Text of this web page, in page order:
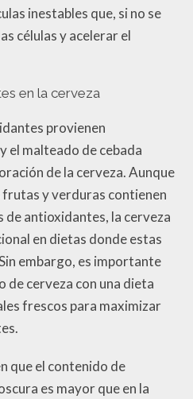
inestables que, si no se
células y acelerar el
en la cerveza
provienen
el malteado de cebada
de la cerveza. Aunque
y verduras contienen
antioxidantes, la cerveza
en dietas donde estas
embargo, es importante
de cerveza con una dieta
frescos para maximizar
que el contenido de
es mayor que en la